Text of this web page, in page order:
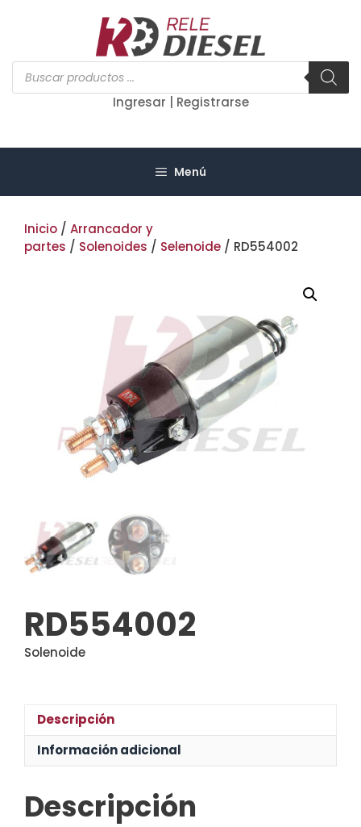
Búsqueda
de
productos
Ingresar | Registrarse
Menú
Inicio / Arrancador y
partes / Solenoides / Selenoide / RD554002
RD554002
Solenoide
Descripción
Información adicional
Descripción